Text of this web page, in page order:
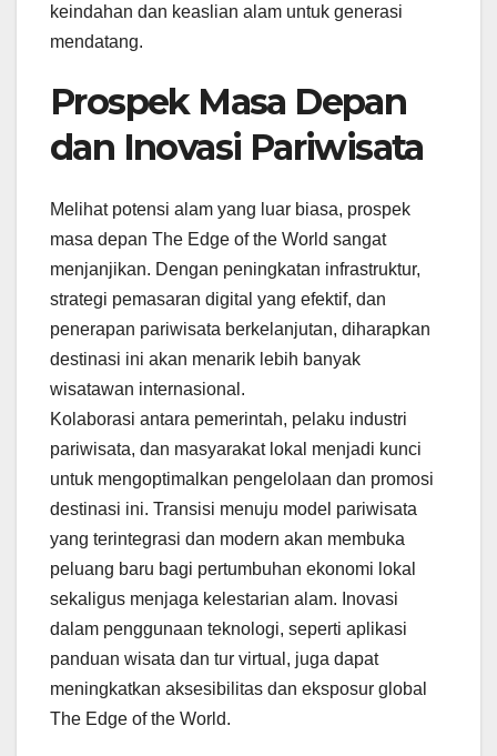
keindahan dan keaslian alam untuk generasi
mendatang.
Prospek Masa Depan
dan Inovasi Pariwisata
Melihat potensi alam yang luar biasa, prospek
masa depan The Edge of the World sangat
menjanjikan. Dengan peningkatan infrastruktur,
strategi pemasaran digital yang efektif, dan
penerapan pariwisata berkelanjutan, diharapkan
destinasi ini akan menarik lebih banyak
wisatawan internasional.
Kolaborasi antara pemerintah, pelaku industri
pariwisata, dan masyarakat lokal menjadi kunci
untuk mengoptimalkan pengelolaan dan promosi
destinasi ini. Transisi menuju model pariwisata
yang terintegrasi dan modern akan membuka
peluang baru bagi pertumbuhan ekonomi lokal
sekaligus menjaga kelestarian alam. Inovasi
dalam penggunaan teknologi, seperti aplikasi
panduan wisata dan tur virtual, juga dapat
meningkatkan aksesibilitas dan eksposur global
The Edge of the World.